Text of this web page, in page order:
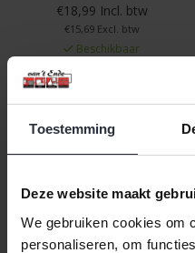
Toestemming
Deze website maakt
We gebruiken cookies om
personaliseren, om
€18,99 Incl. btw
€15,69 Excl. btw
Beschikbaar
In winkelwagen
Gratis
Eenvoudig